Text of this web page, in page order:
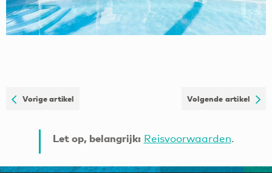
Vorige artikel Volgende artikel
Let op, belangrijk: Reisvoorwaarden.